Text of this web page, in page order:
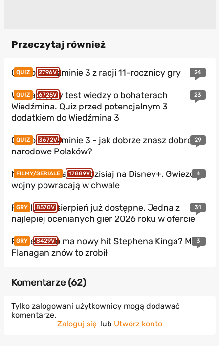
Przeczytaj również
QUIZ 2796V 24
Quiz o Wiedźminie 3 z racji 11-rocznicy gry
QUIZ 6725V 23
Wymagający test wiedzy o bohaterach
Wiedźmina. Quiz przed potencjalnym 3
dodatkiem do Wiedźmina 3
QUIZ 3672V 29
Quiz o Wiedźminie 3 - jak dobrze znasz dobro
narodowe Polaków?
FILMY/SERIALE 17889V 4
Nowe Star Wars od dzisiaj na Disney+. Gwiezdne
wojny powracają w chwale
GRY 8570V 31
PS Plus na sierpień już dostępne. Jedna z
najlepiej ocenianych gier 2026 roku w ofercie
GRY 8429V 3
Prime Video ma nowy hit Stephena Kinga? Mike
Flanagan znów to zrobił
Komentarze (62)
Tylko zalogowani użytkownicy mogą dodawać
komentarze.
Zaloguj się lub Utwórz konto